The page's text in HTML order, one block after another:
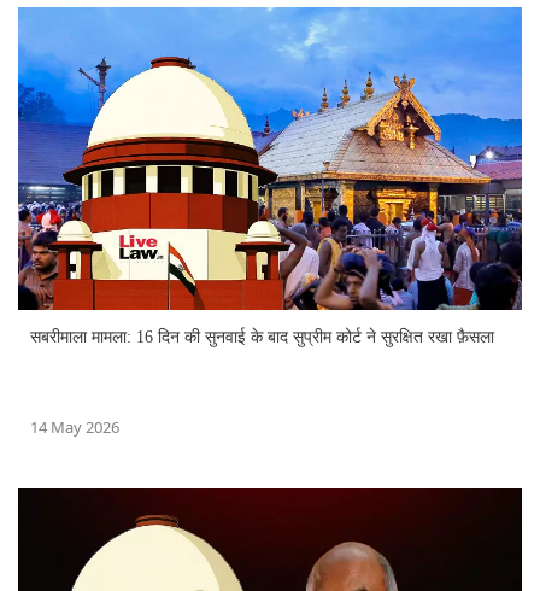
सबरीमाला मामला: 16 दिन की सुनवाई के बाद सुप्रीम कोर्ट ने सुरक्षित रखा फ़ैसला
14 May 2026